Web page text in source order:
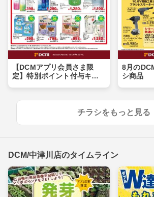
【DCMアプリ会員さま限
定】特別ポイント付与キャ
8月の
シ商品
チラシをもっと見る
DCM/中津川店のタイムライン